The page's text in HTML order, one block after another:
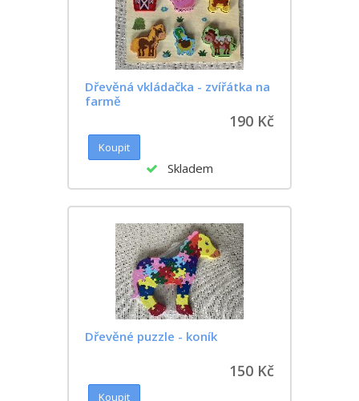
Dřevěná vkládačka - zvířátka na
farmě
190 Kč
Skladem
Dřevěné puzzle - koník
150 Kč